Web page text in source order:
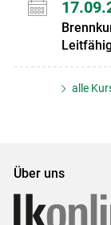
alle
Über uns